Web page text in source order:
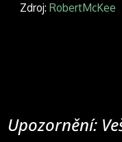
Zdroj:RobertMcKee
Upozornění: